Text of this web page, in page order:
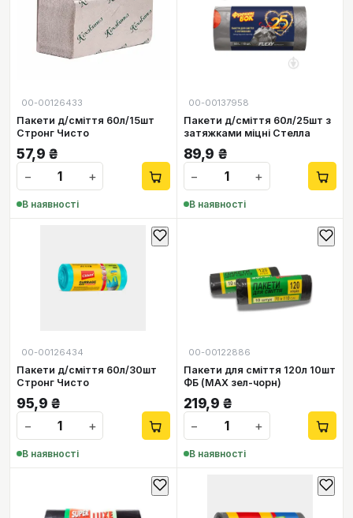
00-00126433
Пакети д/сміття 60л/15шт
Стронг Чисто
57,9 ₴
−
+
В наявності
00-00137958
Пакети д/сміття 60л/25шт з
затяжками міцні Стелла
89,9 ₴
−
+
В наявності
00-00126434
Пакети д/сміття 60л/30шт
Стронг Чисто
95,9 ₴
−
+
В наявності
00-00122886
Пакети для сміття 120л 10шт
ФБ (МАХ зел-чорн)
219,9 ₴
−
+
В наявності